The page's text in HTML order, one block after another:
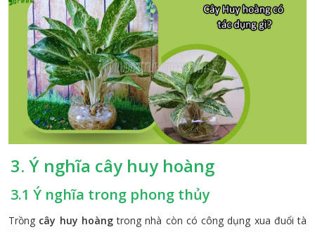
3. Ý nghĩa cây huy hoàng
3.1 Ý nghĩa trong phong thủy
Trồng cây huy hoàngtrong nhà còn có công dụng xua đuổi tà